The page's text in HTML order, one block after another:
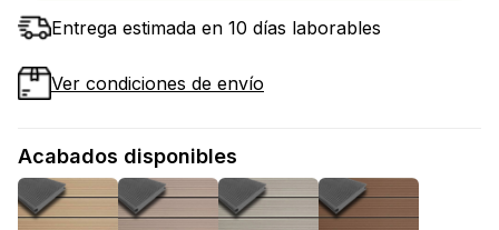
Entrega estimada en 10 días laborables
Ver condiciones de envío
Acabados disponibles